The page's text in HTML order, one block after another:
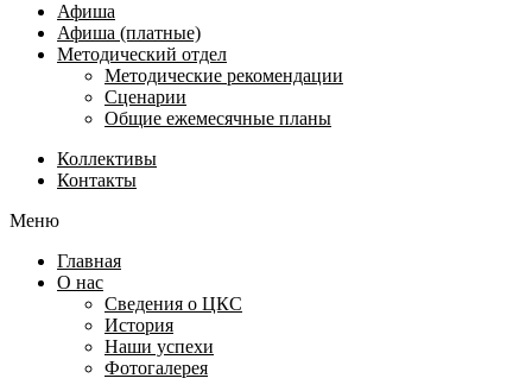
Афиша
Афиша (платные)
Методический отдел
Методические рекомендации
Сценарии
Общие ежемесячные планы
Коллективы
Контакты
Меню
Главная
О нас
Сведения о ЦКС
История
Наши успехи
Фотогалерея